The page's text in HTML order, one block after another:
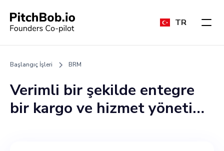
TR
Başlangıç İşleri BRM
Verimli bir şekilde entegre
bir kargo ve hizmet yönetimi